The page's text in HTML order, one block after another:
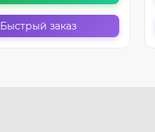
Быстрый заказ